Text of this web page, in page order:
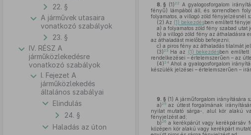
22. §
A járművek utasaira
vonatkozó szabályok
23. §
IV. RÉSZ A
járműközlekedésre
vonatkozó szabályok
I. Fejezet A
járműközlekedés
általános szabályai
Elindulás
24. §
Haladás az úton
8. § (1) 22
A gyalogosforgalom
fényű) lámpából áll, és sorrendben
folyamatos, a villogó zöld fényjelzésnél
(2) Az (1) bekezdésben említett
a) a folyamatos zöld fény szabad utat
b) a villogó zöld fény az áthaladásra
az áthaladást mielőbb befejezni;
c) a piros fény az áthaladás tilalmát
(3) 23Ha az (1) bekezdésben
rendelkezései – értelemszerűen – az
(4) 24Ahol a gyalogosforgalom
készülék jelzései – értelemszerűen –
9. § (1) A járműforgalom irányítására
a) 25az úttest forgalmának
nyilat mutató sárga-, alul kör alakú
fényjelzést ad;
b) 26a kerékpárút vagy kerékpársáv
középen kör alakú vagy kerékpárt